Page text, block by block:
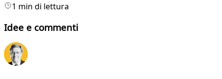
1 min di lettura
Idee e commenti